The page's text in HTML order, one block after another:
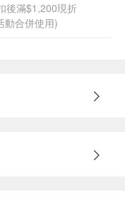
後滿$1,200現折
動合併使用)